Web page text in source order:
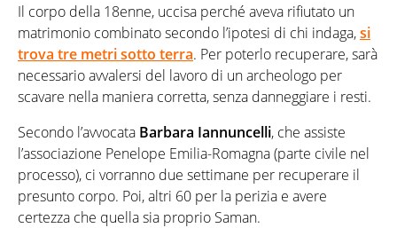
Il corpo della 18enne, uccisa perché aveva rifiutato un
matrimonio combinato secondo l’ipotesi di chi indaga,si
trova tre metri sotto terra. Per poterlo recuperare, sarà
necessario avvalersi del lavoro di un archeologo per
scavare nella maniera corretta, senza danneggiare i resti.
Secondo l’avvocata Barbara Iannuncelli, che assiste
l’associazione Penelope Emilia-Romagna (parte civile nel
processo), ci vorranno due settimane per recuperare il
presunto corpo. Poi, altri 60 per la perizia e avere
certezza che quella sia proprio Saman.